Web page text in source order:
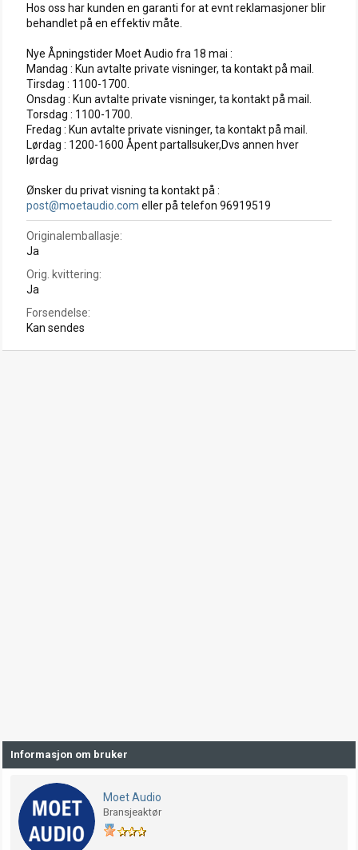
Hos oss har kunden en garanti for at evnt reklamasjoner blir
behandlet på en effektiv måte.
Nye Åpningstider Moet Audio fra 18 mai :
Mandag : Kun avtalte private visninger, ta kontakt på mail.
Tirsdag : 1100-1700.
Onsdag : Kun avtalte private visninger, ta kontakt på mail.
Torsdag : 1100-1700.
Fredag : Kun avtalte private visninger, ta kontakt på mail.
Lørdag : 1200-1600 Åpent partallsuker,Dvs annen hver
lørdag
Ønsker du privat visning ta kontakt på :
post@moetaudio.com eller på telefon 96919519
Originalemballasje
Ja
Orig. kvittering
Ja
Forsendelse
Kan sendes
Informasjon om bruker
Moet Audio
Bransjeaktør